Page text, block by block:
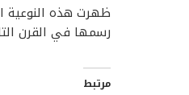
ظهرت هذه النوعية
رسمها في القرن
مرتبط